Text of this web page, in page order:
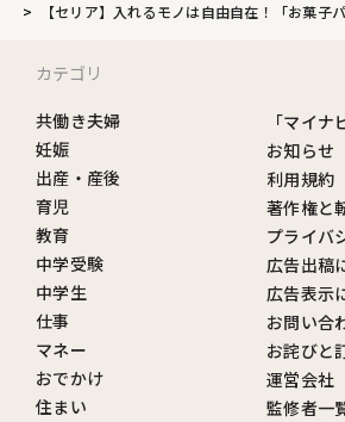
【セリア】入れるモノは自由自在！「お菓子
カテゴリ
共働き夫婦
妊娠
出産・産後
育児
教育
中学受験
中学生
仕事
マネー
おでかけ
住まい
「マイ
お知らせ
利用規約
著作権と
プライバ
広告出稿
広告表示
お問い合
お詫びと
運営会社
監修者一